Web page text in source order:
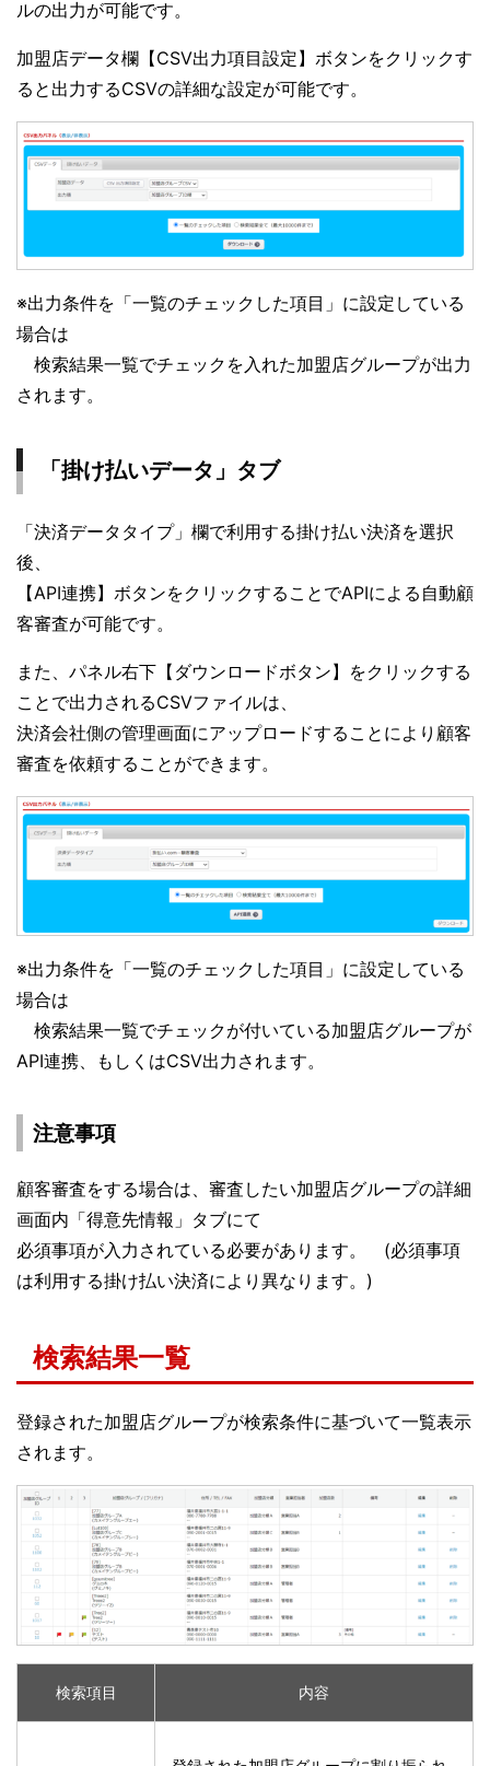
ルの出力が可能です。
加盟店データ欄【CSV出力項目設定】ボタンをクリックす
ると出力するCSVの詳細な設定が可能です。
※出力条件を「一覧のチェックした項目」に設定している
場合は
検索結果一覧でチェックを入れた加盟店グループが出力
されます。
「掛け払いデータ」タブ
「決済データタイプ」欄で利用する掛け払い決済を選択
後、
【API連携】ボタンをクリックすることでAPIによる自動顧
客審査が可能です。
また、パネル右下【ダウンロードボタン】をクリックする
ことで出力されるCSVファイルは、
決済会社側の管理画面にアップロードすることにより顧客
審査を依頼することができます。
※出力条件を「一覧のチェックした項目」に設定している
場合は
検索結果一覧でチェックが付いている加盟店グループが
API連携、もしくはCSV出力されます。
注意事項
顧客審査をする場合は、審査したい加盟店グループの詳細
画面内「得意先情報」タブにて
必須事項が入力されている必要があります。 (必須事項
は利用する掛け払い決済により異なります。)
検索結果一覧
登録された加盟店グループが検索条件に基づいて一覧表示
されます。
検索項目 内容